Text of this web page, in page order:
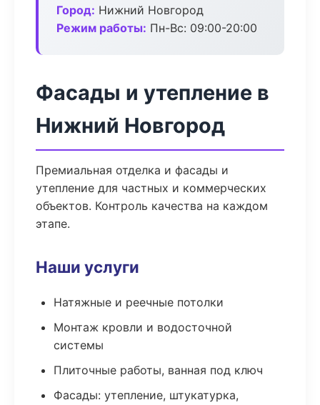
Город: Нижний Новгород
Режим работы: Пн-Вс: 09:00-20:00
Фасады и утепление в
Нижний Новгород
Премиальная отделка и фасады и
утепление для частных и коммерческих
объектов. Контроль качества на каждом
этапе.
Наши услуги
Натяжные и реечные потолки
Монтаж кровли и водосточной
системы
Плиточные работы, ванная под ключ
Фасады: утепление, штукатурка,